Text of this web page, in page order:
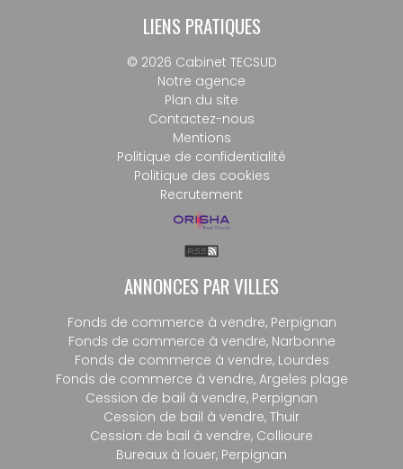
LIENS PRATIQUES
© 2026 Cabinet TECSUD
Notre agence
Plan du site
Contactez-nous
Mentions
Politique de confidentialité
Politique des cookies
Recrutement
ANNONCES PAR VILLES
Fonds de commerce à vendre, Perpignan
Fonds de commerce à vendre, Narbonne
Fonds de commerce à vendre, Lourdes
Fonds de commerce à vendre, Argeles plage
Cession de bail à vendre, Perpignan
Cession de bail à vendre, Thuir
Cession de bail à vendre, Collioure
Bureaux à louer, Perpignan